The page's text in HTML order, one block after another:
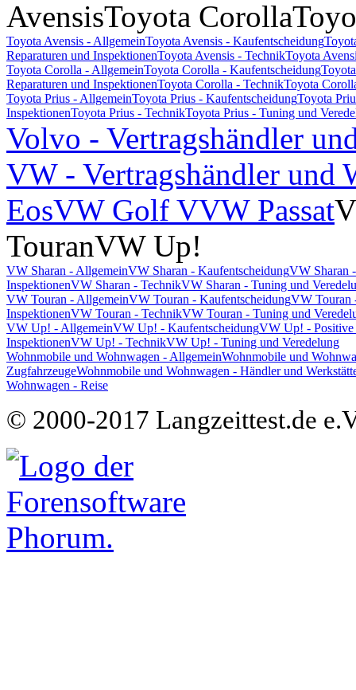
AvensisToyota Corolla
Toyota Avensis - AllgemeinToyota Avensis - Kaufentscheidung
Reparaturen und InspektionenToyota Avensis - TechnikToyota
Toyota Corolla - AllgemeinToyota Corolla - Kaufentscheidung
Reparaturen und InspektionenToyota Corolla - TechnikToyota
Toyota Prius - AllgemeinToyota Prius - KaufentscheidungToyota
InspektionenToyota Prius - TechnikToyota Prius - Tuning und
Volvo - Vertragshändler
VW - Vertragshändler und
EosVW Golf VVW Passat
TouranVW Up!
VW Sharan - AllgemeinVW Sharan - KaufentscheidungVW Sharan
InspektionenVW Sharan - TechnikVW Sharan - Tuning und
VW Touran - AllgemeinVW Touran - KaufentscheidungVW Touran
InspektionenVW Touran - TechnikVW Touran - Tuning und
VW Up! - AllgemeinVW Up! - KaufentscheidungVW Up! - Positive
InspektionenVW Up! - TechnikVW Up! - Tuning und Veredelung
Wohnmobile und Wohnwagen - AllgemeinWohnmobile und
ZugfahrzeugeWohnmobile und Wohnwagen - Händler und
Wohnwagen - Reise
© 2000-2017 Langzeittest.de